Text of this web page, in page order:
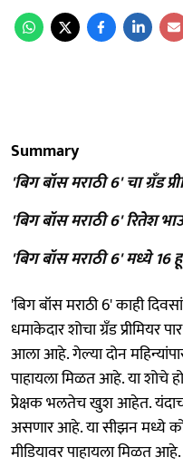
Summary
'बिग बॉस मराठी 6' चा ग्रँड
'बिग बॉस मराठी 6' रितेश
'बिग बॉस मराठी 6' मध्ये
'बिग बॉस मराठी 6' काही
धमाकेदार शोचा ग्रँड प्रीमियर
आला आहे. गेल्या दोन
पाहायला मिळत आहे. या शोचे
प्रेक्षक भलतेच खुश आहेत.
असणार आहे. या सीझन मध्ये
मीडियावर पाहायला मिळत आहे.